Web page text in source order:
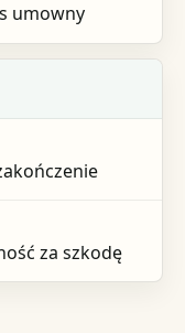
umowny
za szkodę